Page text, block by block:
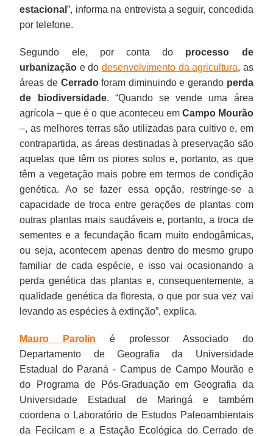
estacional”, informa na entrevista a seguir, concedida
por telefone.
Segundo ele, por conta do processo de
urbanização e do desenvolvimento da agricultura, as
áreas de Cerradoforam diminuindo e gerando perda
de biodiversidade. “Quando se vende uma área
agrícola – que é o que aconteceu em Campo Mourão
–, as melhores terras são utilizadas para cultivo e, em
contrapartida, as áreas destinadas à preservação são
aquelas que têm os piores solos e, portanto, as que
têm a vegetação mais pobre em termos de condição
genética. Ao se fazer essa opção, restringe-se a
capacidade de troca entre gerações de plantas com
outras plantas mais saudáveis e, portanto, a troca de
sementes e a fecundação ficam muito endogâmicas,
ou seja, acontecem apenas dentro do mesmo grupo
familiar de cada espécie, e isso vai ocasionando a
perda genética das plantas e, consequentemente, a
qualidade genética da floresta, o que por sua vez vai
levando as espécies à extinção”, explica.
Mauro Parolin é professor Associado do
Departamento de Geografia da Universidade
Estadual do Paraná - Campus de Campo Mourão e
do Programa de Pós-Graduação em Geografia da
Universidade Estadual de Maringá e também
coordena o Laboratório de Estudos Paleoambientais
da Fecilcam e a Estação Ecológica do Cerrado de